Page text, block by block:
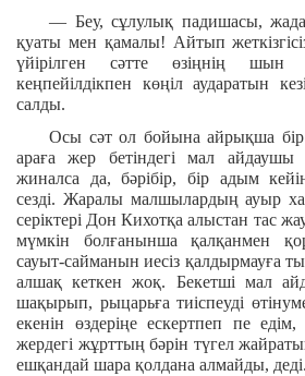
— Беу, сұлулық падишасы,
қуаты мен қамалы! Айтып
үйірілген сәтте өзіңнің шын
кеңпейілдікпен көңіл аударатын
салды.
Осы сәт ол бойына айрықша
араға жер бетіндегі мал айдаушы
жиналса да, бәрібір, бір адым
сезді. Жаралы малшылардың ауыр
серіктері Дон Кихотқа алыстан тас
мүмкін болғанынша қалқанмен
сауыт-сайманын иесіз қалдырмауға
алшақ кеткен жоқ. Бекетші мал
шақырып, рыцарьға тиіспеуді
екенін өздеріңе ескертпеп пе
жердегі жұрттың бәрін түгел
ешқандай шара қолдана алмайды, деді.